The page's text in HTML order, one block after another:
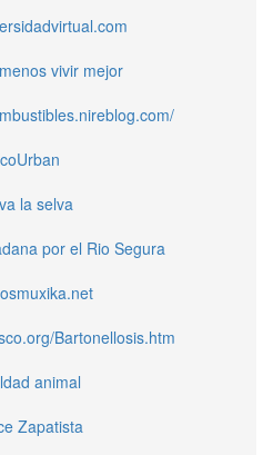
vivir mejor
la selva
por el Rio Segura
Bartonellosis.htm
animal
Zapatista